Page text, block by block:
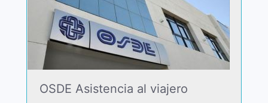
OSDE Asistencia al viajero